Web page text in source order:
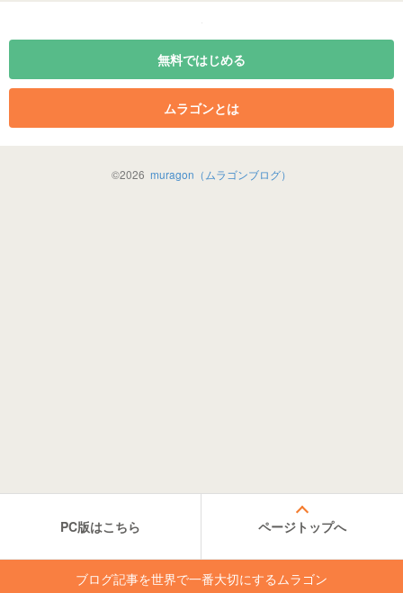
無料ではじめる
ムラゴンとは
©2026 muragon（ムラゴンブログ）
PC版はこちら ページトップへ
ブログ記事を世界で一番大切にするムラゴン